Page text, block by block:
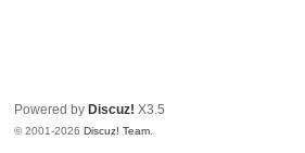
Powered by Discuz! X3.5
© 2001-2026Discuz! Team